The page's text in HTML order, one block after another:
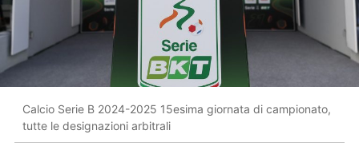
Calcio Serie B 2024-2025 15esima giornata di campionato,
tutte le designazioni arbitrali